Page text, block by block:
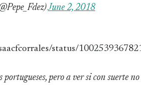
June 2, 2018
status/
portugueses, pero a ver si con suerte no